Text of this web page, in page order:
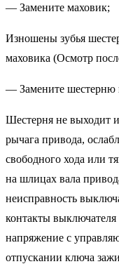
— Замените маховик;
Изношены зубья
маховика (Осмотр
— Замените шестерню
Шестерня не выходит
рычага привода,
свободного хода или
на шлицах вала
неисправность
контакты
напряжение с
отпускании ключа